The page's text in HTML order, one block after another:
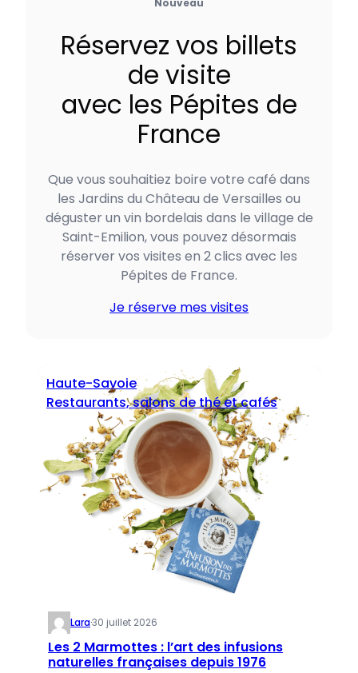
Nouveau
Réservez vos billets
de visite
avec les Pépites de
France
Que vous souhaitiez boire votre café dans
les Jardins du Château de Versailles ou
déguster un vin bordelais dans le village de
Saint-Emilion, vous pouvez désormais
réserver vos visites en 2 clics avec les
Pépites de France.
Je réserve mes visites
Haute-Savoie
Restaurants, salons de thé et cafés
Lara·30 juillet 2026
Les 2 Marmottes : l’art des infusions
naturelles françaises depuis 1976